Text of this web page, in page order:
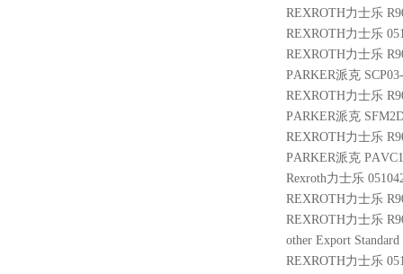
REXROTH力士乐
REXROTH力士乐
REXROTH力士乐
PARKER派克
REXROTH力士乐
PARKER派克
REXROTH力士乐
PARKER派克
Rexroth力士乐
REXROTH力士乐
REXROTH力士乐
other Export
REXROTH力士乐